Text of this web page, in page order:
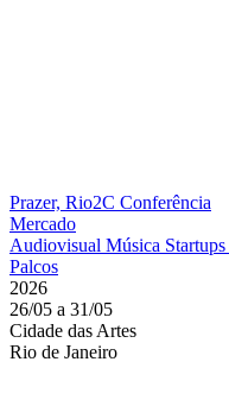
Prazer, Rio2C Conferência
Mercado
Audiovisual Música Startups
Palcos
2026
26/05 a 31/05
Cidade das Artes
Rio de Janeiro